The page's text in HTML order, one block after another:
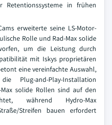
Retentionssysteme in frühen
erweiterte seine LS-Motor-
Rolle und Rad-Max solide
um die Leistung durch
mit Iskys proprietären
eine vereinfachte Auswahl,
and-Play-Installation
solide Rollen sind auf den
während Hydro-Max
Streifen bauen erfordert